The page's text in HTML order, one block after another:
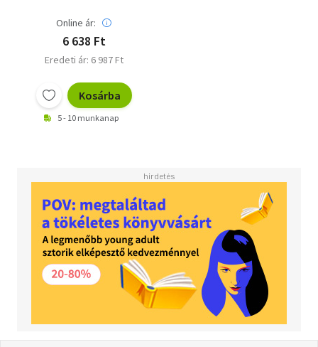
Online ár:
6 638 Ft
Eredeti ár: 6 987 Ft
Kosárba
5 - 10 munkanap